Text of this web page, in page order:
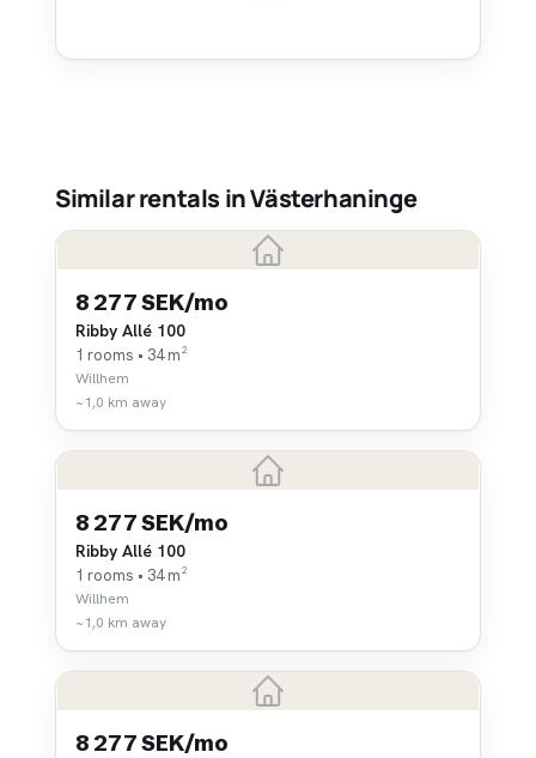
Similar rentals in Västerhaninge
8 277 SEK/mo
Ribby Allé 100
1 rooms • 34 m²
Willhem
~1,0 km away
8 277 SEK/mo
Ribby Allé 100
1 rooms • 34 m²
Willhem
~1,0 km away
8 277 SEK/mo